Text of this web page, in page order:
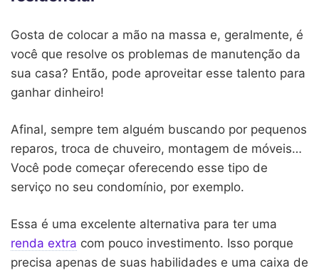
Gosta de colocar a mão na massa e, geralmente, é
você que resolve os problemas de manutenção da
sua casa? Então, pode aproveitar esse talento para
ganhar dinheiro!
Afinal, sempre tem alguém buscando por pequenos
reparos, troca de chuveiro, montagem de móveis…
Você pode começar oferecendo esse tipo de
serviço no seu condomínio, por exemplo.
Essa é uma excelente alternativa para ter uma
renda extra com pouco investimento. Isso porque
precisa apenas de suas habilidades e uma caixa de